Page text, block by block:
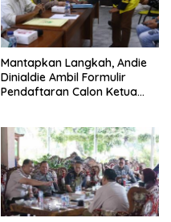
Mantapkan Langkah, Andie
Dinialdie Ambil Formulir
Pendaftaran Calon Ketua